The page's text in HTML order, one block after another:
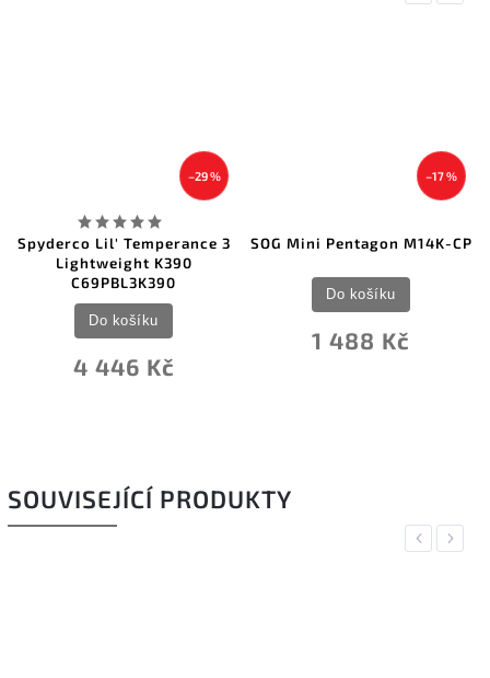
–29 %
Spyderco Lil' Temperance 3
Lightweight K390
C69PBL3K390
4 446 Kč
Do košíku
–17 %
SOG Mini Pentagon M14K-CP
1 488 Kč
Do košíku
SOUVISEJÍCÍ PRODUKTY
Previous
Next